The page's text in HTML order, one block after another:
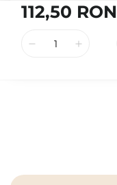
112,50 RON